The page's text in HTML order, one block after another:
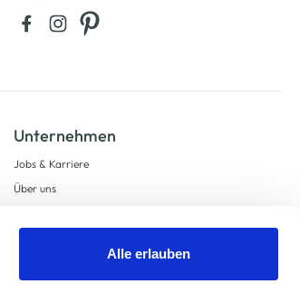
Alle erlauben
Unternehmen
Jobs & Karriere
Über uns